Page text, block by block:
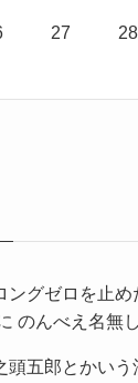
27 28
ングゼロを止
のんべえ名無
頭五郎とかい